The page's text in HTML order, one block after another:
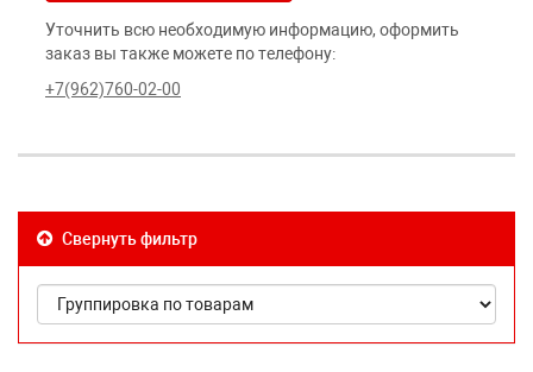
Уточнить всю необходимую информацию, оформить
заказ вы также можете по телефону:
+7(962)760-02-00
Свернуть фильтр